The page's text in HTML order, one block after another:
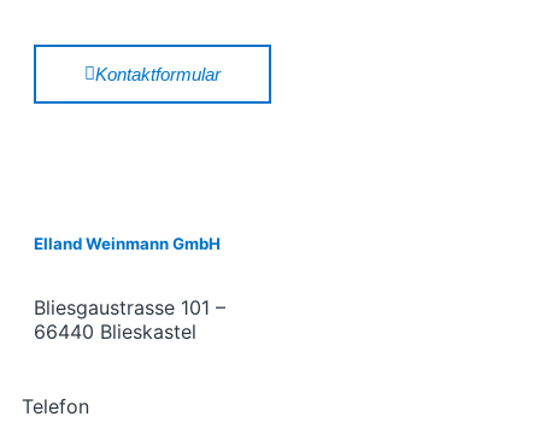
Kontaktformular
Elland Weinmann GmbH
Bliesgaustrasse 101 –
66440 Blieskastel
Telefon